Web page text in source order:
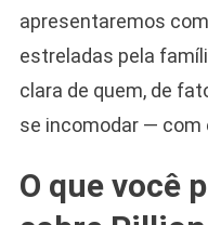
apresentaremos
estreladas pela
clara de quem, de
se incomodar — com
O que você